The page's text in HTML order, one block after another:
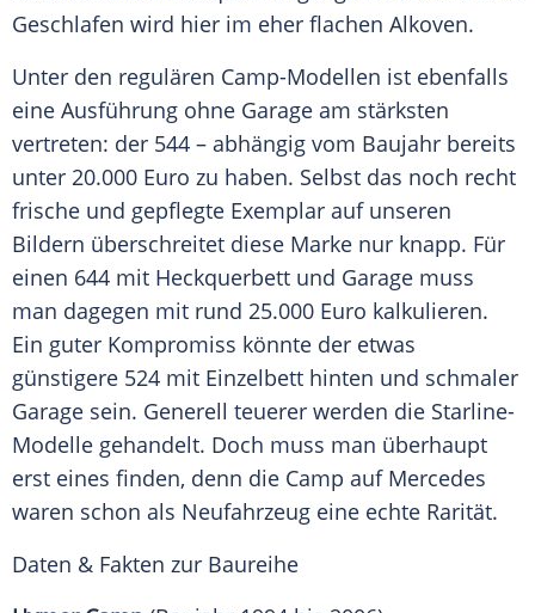
Geschlafen wird hier im eher flachen Alkoven.
Unter den regulären Camp-Modellen ist ebenfalls
eine Ausführung ohne Garage am stärksten
vertreten: der 544 – abhängig vom Baujahr bereits
unter 20.000 Euro zu haben. Selbst das noch recht
frische und gepflegte Exemplar auf unseren
Bildern überschreitet diese Marke nur knapp. Für
einen 644 mit Heckquerbett und Garage muss
man dagegen mit rund 25.000 Euro kalkulieren.
Ein guter Kompromiss könnte der etwas
günstigere 524 mit Einzelbett hinten und schmaler
Garage sein. Generell teuerer werden die Starline-
Modelle gehandelt. Doch muss man überhaupt
erst eines finden, denn die Camp auf Mercedes
waren schon als Neufahrzeug eine echte Rarität.
Daten & Fakten zur Baureihe